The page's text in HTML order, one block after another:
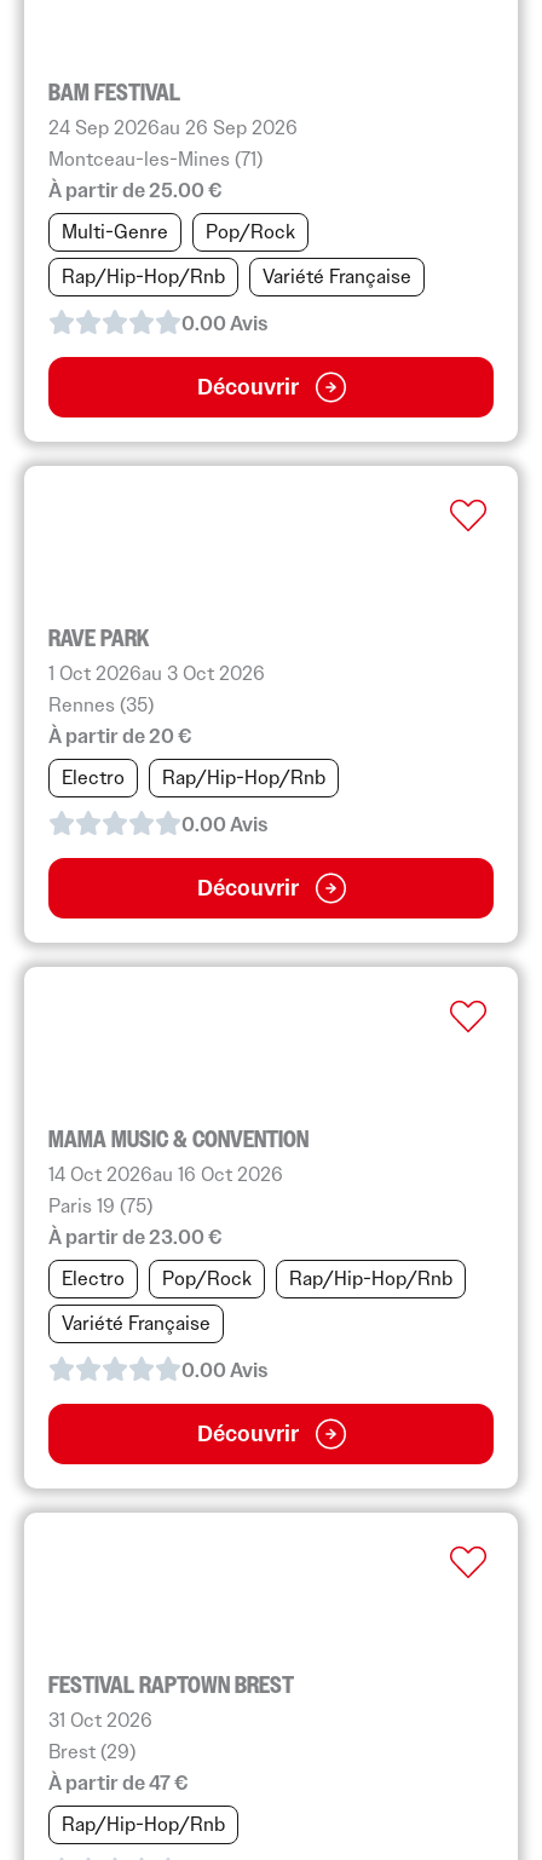
BAM FESTIVAL
24 Sep 2026au 26 Sep 2026
Montceau-les-Mines (71)
À partir de 25.00 €
Multi-Genre
Pop/Rock
Rap/Hip-Hop/Rnb
Variété Française
0.00Avis
Découvrir
RAVE PARK
1 Oct 2026au 3 Oct 2026
Rennes (35)
À partir de 20 €
Electro
Rap/Hip-Hop/Rnb
0.00Avis
Découvrir
MAMA MUSIC & CONVENTION
14 Oct 2026au 16 Oct 2026
Paris 19 (75)
À partir de 23.00 €
Electro
Pop/Rock
Rap/Hip-Hop/Rnb
Variété Française
0.00Avis
Découvrir
FESTIVAL RAPTOWN BREST
31 Oct 2026
Brest (29)
À partir de 47 €
Rap/Hip-Hop/Rnb